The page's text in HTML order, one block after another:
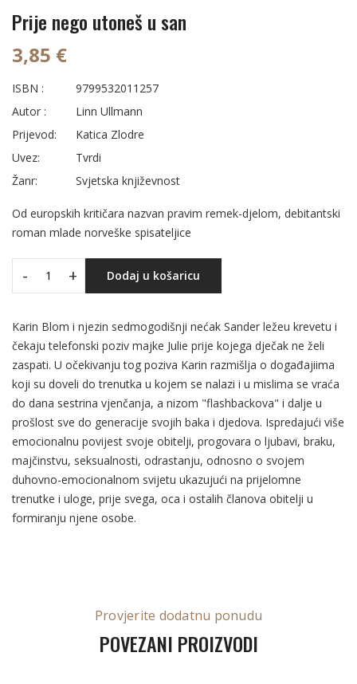
Prije nego utoneš u san
3,85 €
ISBN :
9799532011257
Autor :
Linn Ullmann
Prijevod:
Katica Zlodre
Uvez:
Tvrdi
Žanr:
Svjetska književnost
Od europskih kritičara nazvan pravim remek-djelom, debitantski
roman mlade norveške spisateljice
- + Dodaj u košaricu
Karin Blom i njezin sedmogodišnji nećak Sander ležeu krevetu i
čekaju telefonski poziv majke Julie prije kojega dječak ne želi
zaspati. U očekivanju tog poziva Karin razmišlja o događajiima
koji su doveli do trenutka u kojem se nalazi i u mislima se vraća
do dana sestrina vjenčanja, a nizom "flashbackova" i dalje u
prošlost sve do generacije svojih baka i djedova. Ispredajući više
emocionalnu povijest svoje obitelji, progovara o ljubavi, braku,
majčinstvu, seksualnosti, odrastanju, odnosno o svojem
duhovno-emocionalnom svijetu ukazujući na prijelomne
trenutke i uloge, prije svega, oca i ostalih članova obitelji u
formiranju njene osobe.
Provjerite dodatnu ponudu
POVEZANI PROIZVODI